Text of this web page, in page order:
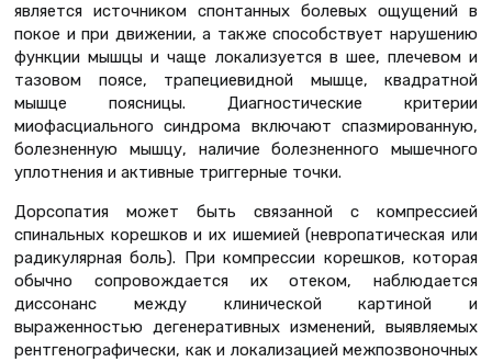
является источником спонтанных болевых ощущений в
покое и при движении, а также способствует нарушению
функции мышцы и чаще локализуется в шее, плечевом и
тазовом поясе, трапециевидной мышце, квадратной
мышце поясницы. Диагностические критерии
миофасциального синдрома включают спазмированную,
болезненную мышцу, наличие болезненного мышечного
уплотнения и активные триггерные точки.
Дорсопатия может быть связанной с компрессией
спинальных корешков и их ишемией (невропатическая или
радикулярная боль). При компрессии корешков, которая
обычно сопровождается их отеком, наблюдается
диссонанс между клинической картиной и
выраженностью дегенеративных изменений, выявляемых
рентгенографически, как и локализацией межпозвоночных